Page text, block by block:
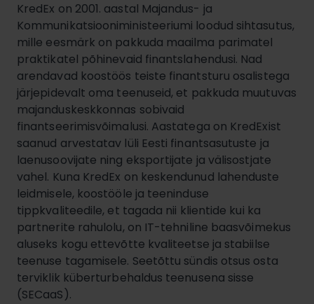
KredEx on 2001. aastal Majandus- ja
Kommunikatsiooniministeeriumi loodud sihtasutus,
mille eesmärk on pakkuda maailma parimatel
praktikatel põhinevaid finantslahendusi. Nad
arendavad koostöös teiste finantsturu osalistega
järjepidevalt oma teenuseid, et pakkuda muutuvas
majanduskeskkonnas sobivaid
finantseerimisvõimalusi. Aastatega on KredExist
saanud arvestatav lüli Eesti finantsasutuste ja
laenusoovijate ning eksportijate ja välisostjate
vahel. Kuna KredEx on keskendunud lahenduste
leidmisele, koostööle ja teeninduse
tippkvaliteedile, et tagada nii klientide kui ka
partnerite rahulolu, on IT-tehniline baasvõimekus
aluseks kogu ettevõtte kvaliteetse ja stabiilse
teenuse tagamisele. Seetõttu sündis otsus osta
terviklik küberturbehaldus teenusena sisse
(SECaaS).